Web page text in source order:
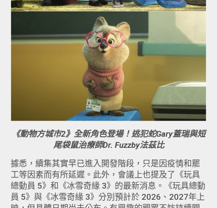
《動物方城市2》全新角色登場！逃犯蛇Gary蓋瑞與短
尾袋鼠治療師Dr. Fuzzby法茲比
據悉，續集其實早已進入開發階段，只是因疫情和罷
工等因素而有所延遲。此外，會議上也提及了《玩具
總動員 5》和《冰雪奇緣 3》的最新消息。《玩具總動
員 5》與《冰雪奇緣 3》分別預計於 2026、2027年上